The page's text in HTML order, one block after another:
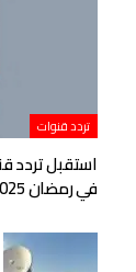
تردد قنوات
في رمضان 2025